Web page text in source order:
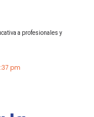
a profesionales y
pm